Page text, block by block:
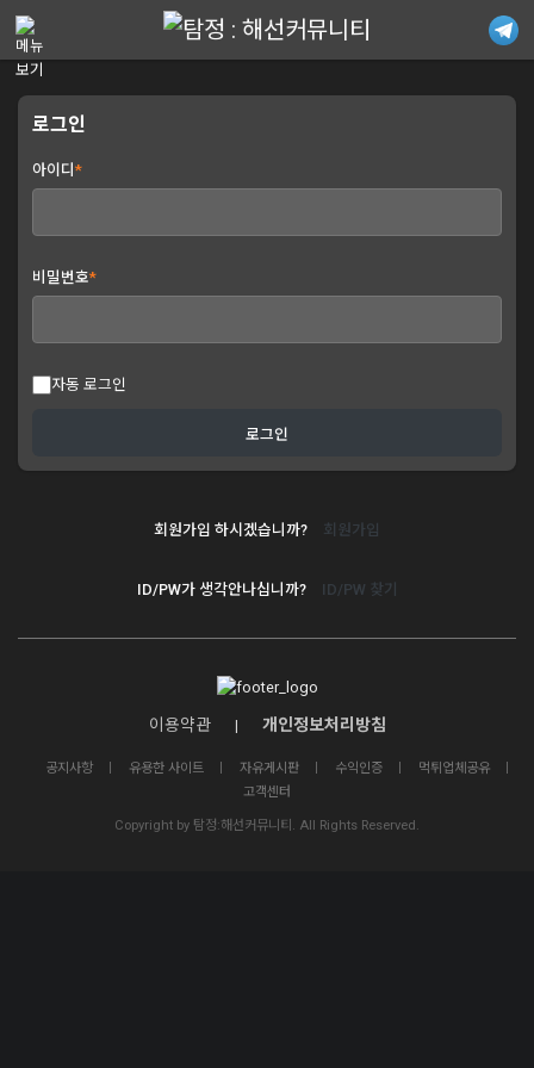
메뉴 건너뛰기
로그인
아이디 *
비밀번호*
자동 로그인
회원가입 하시겠습니까? 회원가입
ID/PW가 생각안나십니까? ID/PW 찾기
이용약관 개인정보처리방침
공지사항 유용한 사이트 자유게시판 수익인증
먹튀업체공유
고객센터
Copyright by 탐정:해선커뮤니티. All Rights Reserved.